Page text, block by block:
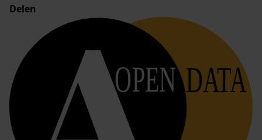
Delen
OPEN DATA